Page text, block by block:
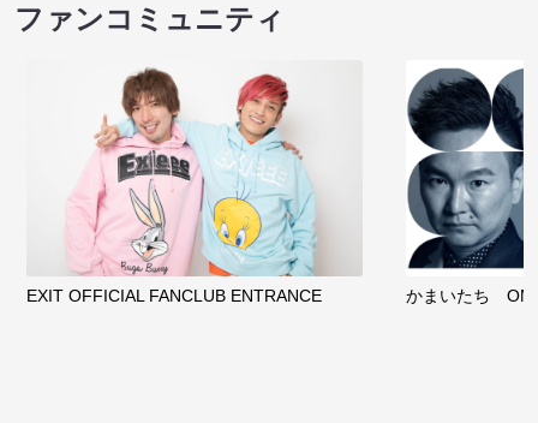
ファンコミュニティ
EXIT OFFICIAL FANCLUB ENTRANCE かまいたち